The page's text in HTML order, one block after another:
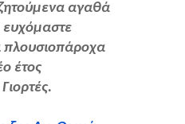
αγαθά
ευχόμαστε
πλουσιοπάροχα
έτος